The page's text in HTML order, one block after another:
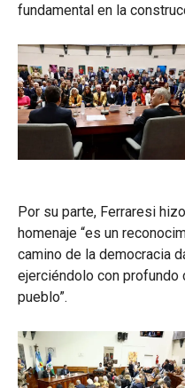
fundamental en la
Por su parte, Ferraresi
homenaje “es un
camino de la democracia
ejerciéndolo con
pueblo”.